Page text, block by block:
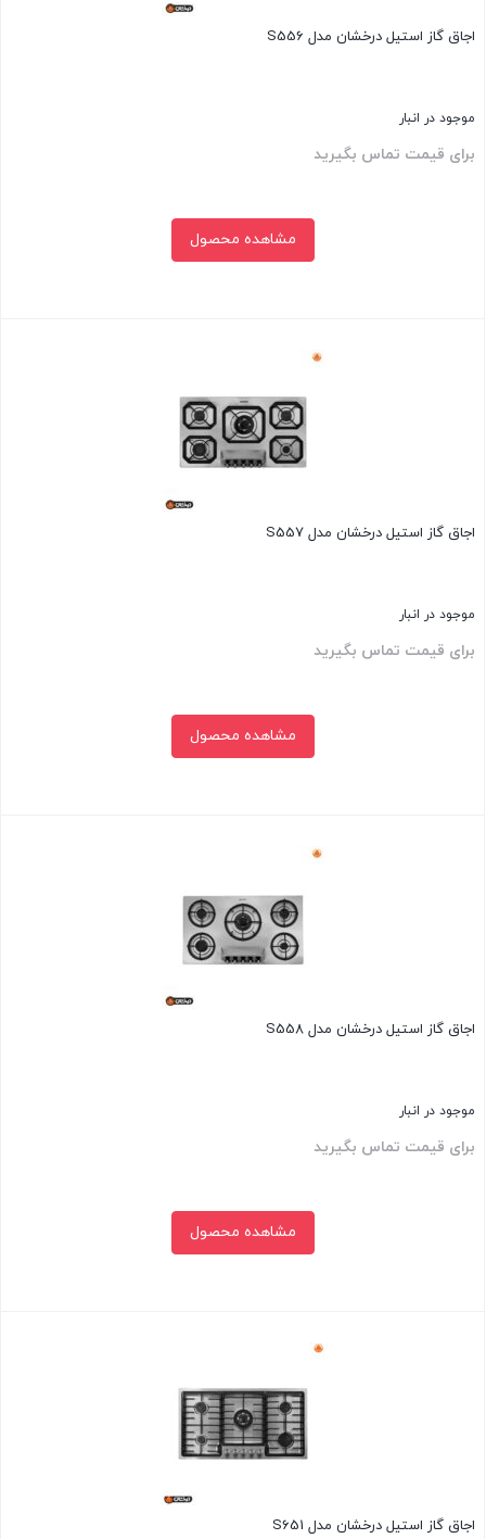
اجاق گاز استیل درخشان مدل S556
موجود در انبار
برای قیمت تماس بگیرید
مشاهده محصول
اجاق گاز استیل درخشان مدل S557
موجود در انبار
برای قیمت تماس بگیرید
مشاهده محصول
اجاق گاز استیل درخشان مدل S558
موجود در انبار
برای قیمت تماس بگیرید
مشاهده محصول
اجاق گاز استیل درخشان مدل S651